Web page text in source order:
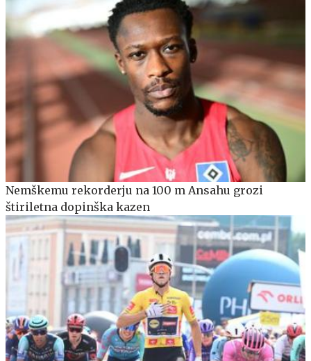
Nemškemu rekorderju na 100 m Ansahu grozi
štiriletna dopinška kazen